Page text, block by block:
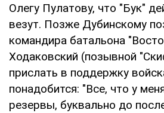
Олегу Пулатову, что "Бук"
везут. Позже Дубинскому
командира батальона
Ходаковский (позывной
прислать в поддержку
понадобится: "Все, что у
резервы, буквально до